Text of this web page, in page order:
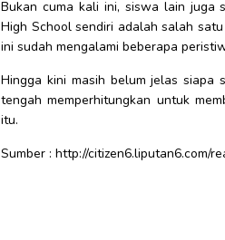
Bukan cuma kali ini, siswa lain juga
High School sendiri adalah salah
ini sudah mengalami beberapa
Hingga kini masih belum jelas siapa
tengah memperhitungkan untuk
itu.
Sumber : http://